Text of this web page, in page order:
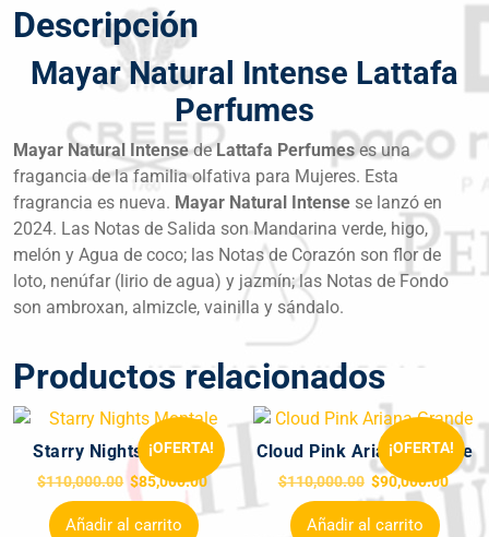
Descripción
Mayar Natural Intense Lattafa
Perfumes
Mayar Natural IntensedeLattafa Perfumeses una
fragancia de la familia olfativa para Mujeres. Esta
fragrancia es nueva. Mayar Natural Intense se lanzó en
2024. Las Notas de Salida son Mandarina verde, higo,
melón y Agua de coco; las Notas de Corazón son flor de
loto, nenúfar (lirio de agua) y jazmín; las Notas de Fondo
son ambroxan, almizcle, vainilla y sándalo.
Productos relacionados
¡OFERTA!
Starry Nights Montale
$110,000.00 $85,000.00
Añadir al carrito
¡OFERTA!
Cloud Pink Ariana Grande
$110,000.00 $90,000.00
Añadir al carrito